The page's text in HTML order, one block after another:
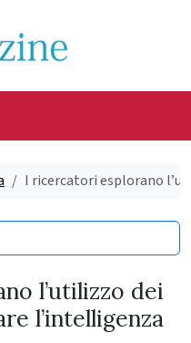
I ricercatori esplorano
l’utilizzo dei
l’intelligenza